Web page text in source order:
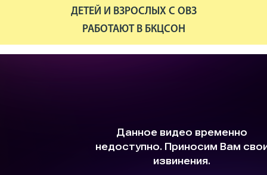
ДЕТЕЙ И ВЗРОСЛЫХ С ОВЗ
РАБОТАЮТ В БКЦСОН